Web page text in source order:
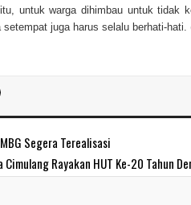
untuk warga dihimbau untuk tidak
juga harus selalu berhati-hati.
Segera Terealisasi
Cimulang Rayakan HUT Ke-20 Tahun